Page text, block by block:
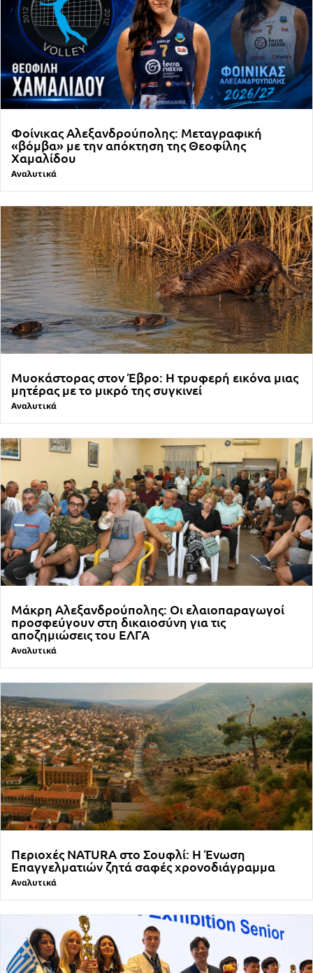
Φοίνικας Αλεξανδρούπολης: Μεταγραφική
«βόμβα» με την απόκτηση της Θεοφίλης
Χαμαλίδου
Αναλυτικά
Μυοκάστορας στον Έβρο: Η τρυφερή εικόνα μιας
μητέρας με το μικρό της συγκινεί
Αναλυτικά
Μάκρη Αλεξανδρούπολης: Οι ελαιοπαραγωγοί
προσφεύγουν στη δικαιοσύνη για τις
αποζημιώσεις του ΕΛΓΑ
Αναλυτικά
Περιοχές NATURA στο Σουφλί: Η Ένωση
Επαγγελματιών ζητά σαφές χρονοδιάγραμμα
Αναλυτικά